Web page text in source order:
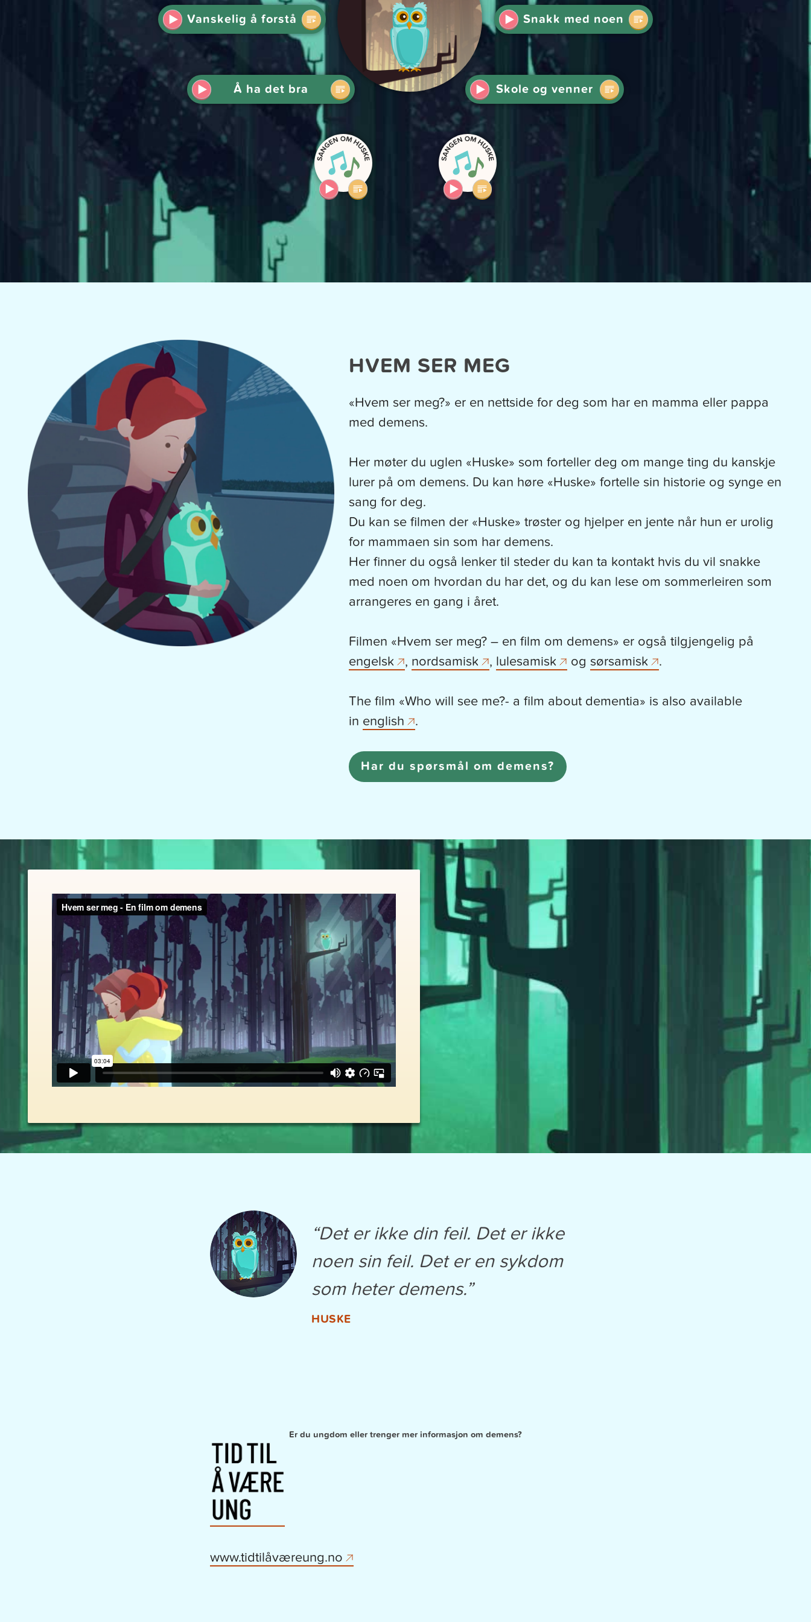
Vanskelig å forstå
Å ha det bra
Snakk med noen
Skole og venner
HVEM SER MEG
«Hvem ser meg?» er en nettside for deg som har en mamma eller pappa
med demens.
Her møter du uglen «Huske» som forteller deg om mange ting du kanskje
lurer på om demens. Du kan høre «Huske» fortelle sin historie og synge en
sang for deg.
Du kan se filmen der «Huske» trøster og hjelper en jente når hun er urolig
for mammaen sin som har demens.
Her finner du også lenker til steder du kan ta kontakt hvis du vil snakke
med noen om hvordan du har det, og du kan lese om sommerleiren som
arrangeres en gang i året.
Filmen «Hvem ser meg? – en film om demens» er også tilgjengelig på
engelsk
, nordsamisk , lulesamisk og sørsamisk .
The film «Who will see me?- a film about dementia» is also available
in english .
Har du spørsmål om demens?
“Det er ikke din feil. Det er ikke
noen sin feil. Det er en sykdom
som heter demens.”
HUSKE
Er du ungdom eller trenger mer informasjon om demens?
www.tidtilåværeung.no